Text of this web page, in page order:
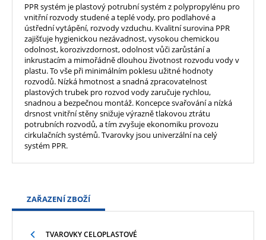
PPR systém je plastový potrubní systém z polypropylénu pro
vnitřní rozvody studené a teplé vody, pro podlahové a
ústřední vytápění, rozvody vzduchu. Kvalitní surovina PPR
zajišťuje hygienickou nezávadnost, vysokou chemickou
odolnost, korozivzdornost, odolnost vůči zarůstání a
inkrustacím a mimořádně dlouhou životnost rozvodu vody v
plastu. To vše při minimálním poklesu užitné hodnoty
rozvodů. Nízká hmotnost a snadná zpracovatelnost
plastových trubek pro rozvod vody zaručuje rychlou,
snadnou a bezpečnou montáž. Koncepce svařování a nízká
drsnost vnitřní stěny snižuje výrazně tlakovou ztrátu
potrubních rozvodů, a tím zvyšuje ekonomiku provozu
cirkulačních systémů. Tvarovky jsou univerzální na celý
systém PPR.
ZAŘAZENÍ ZBOŽÍ
TVAROVKY CELOPLASTOVÉ